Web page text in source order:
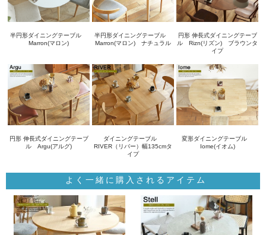
半円形ダイニングテーブル
Marron(マロン)
半円形ダイニングテーブル
Marron(マロン) ナチュラル
円形 伸長式ダイニングテーブ
ル Rizn(リズン) ブラウンタ
イプ
円形 伸長式ダイニングテーブ
ル Argu(アルグ)
ダイニングテーブル
RIVER（リバー）幅135cmタ
イプ
変形ダイニングテーブル
Iome(イオム)
よく一緒に購入されるアイテム